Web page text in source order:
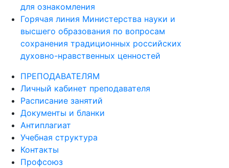
для ознакомления
Горячая линия Министерства науки и
высшего образования по вопросам
сохранения традиционных российских
духовно-нравственных ценностей
ПРЕПОДАВАТЕЛЯМ
Личный кабинет преподавателя
Расписание занятий
Документы и бланки
Антиплагиат
Учебная структура
Контакты
Профсоюз